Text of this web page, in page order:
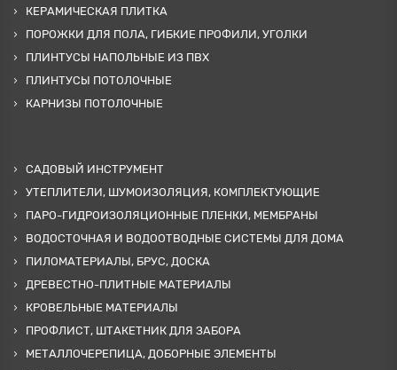
КЕРАМИЧЕСКАЯ ПЛИТКА
ПОРОЖКИ ДЛЯ ПОЛА, ГИБКИЕ ПРОФИЛИ, УГОЛКИ
ПЛИНТУСЫ НАПОЛЬНЫЕ ИЗ ПВХ
ПЛИНТУСЫ ПОТОЛОЧНЫЕ
КАРНИЗЫ ПОТОЛОЧНЫЕ
САДОВЫЙ ИНСТРУМЕНТ
УТЕПЛИТЕЛИ, ШУМОИЗОЛЯЦИЯ, КОМПЛЕКТУЮЩИЕ
ПАРО-ГИДРОИЗОЛЯЦИОННЫЕ ПЛЕНКИ, МЕМБРАНЫ
ВОДОСТОЧНАЯ И ВОДООТВОДНЫЕ СИСТЕМЫ ДЛЯ ДОМА
ПИЛОМАТЕРИАЛЫ, БРУС, ДОСКА
ДРЕВЕСТНО-ПЛИТНЫЕ МАТЕРИАЛЫ
КРОВЕЛЬНЫЕ МАТЕРИАЛЫ
ПРОФЛИСТ, ШТАКЕТНИК ДЛЯ ЗАБОРА
МЕТАЛЛОЧЕРЕПИЦА, ДОБОРНЫЕ ЭЛЕМЕНТЫ